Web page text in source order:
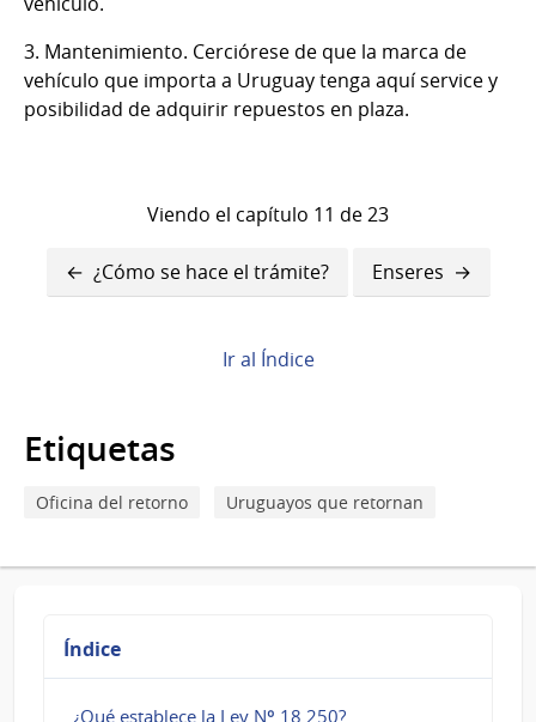
3. Mantenimiento. Cerciórese de que la marca de
vehículo que importa a Uruguay tenga aquí service y
posibilidad de adquirir repuestos en plaza.
Viendo el capítulo 11 de 23
Enlaces
transversales
para
Vehículos
¿Cómo se hace el trámite? Enseres
Ir al Índice
Etiquetas
Oficina del retorno Uruguayos que retornan
Índice
¿Qué establece la Ley Nº 18.250?